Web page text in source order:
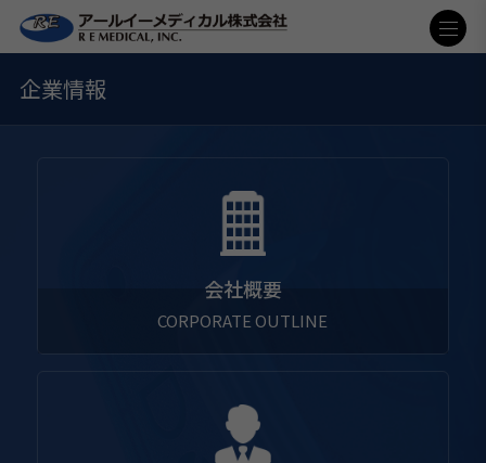
企業情報
会社概要